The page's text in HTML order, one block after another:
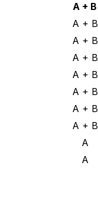
A + B
A + B
A + B
A + B
A + B
A + B
A + B
A + B
A
A